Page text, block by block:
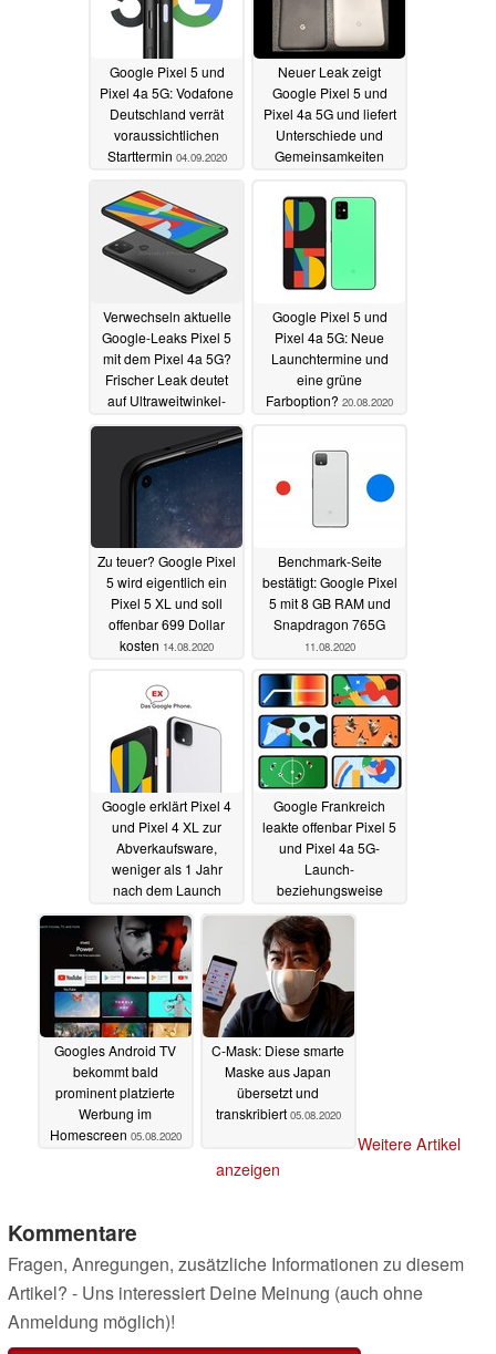
Google Pixel 5 und
Pixel 4a 5G: Vodafone
Deutschland verrät
voraussichtlichen
Starttermin 04.09.2020
Neuer Leak zeigt
Google Pixel 5 und
Pixel 4a 5G und liefert
Unterschiede und
Gemeinsamkeiten
Verwechseln aktuelle
Google-Leaks Pixel 5
mit dem Pixel 4a 5G?
Frischer Leak deutet
auf Ultraweitwinkel-
Kamera22.08.2020
Google Pixel 5 und
Pixel 4a 5G: Neue
Launchtermine und
eine grüne
Farboption? 20.08.2020
Zu teuer? Google Pixel
5 wird eigentlich ein
Pixel 5 XL und soll
offenbar 699 Dollar
kosten 14.08.2020
Benchmark-Seite
bestätigt: Google Pixel
5 mit 8 GB RAM und
Snapdragon 765G
11.08.2020
Google erklärt Pixel 4
und Pixel 4 XL zur
Abverkaufsware,
weniger als 1 Jahr
nach dem Launch
07.08.2020
Google Frankreich
leakte offenbar Pixel 5
und Pixel 4a 5G-
Launch-
beziehungsweise
Vorbestellungstermin
06.08.2020
Googles Android TV
bekommt bald
prominent platzierte
Werbung im
Homescreen 05.08.2020
C-Mask: Diese smarte
Maske aus Japan
übersetzt und
transkribiert 05.08.2020
Weitere Artikel
anzeigen
Kommentare
Fragen, Anregungen, zusätzliche Informationen zu diesem
Artikel? - Uns interessiert Deine Meinung (auch ohne
Anmeldung möglich)!